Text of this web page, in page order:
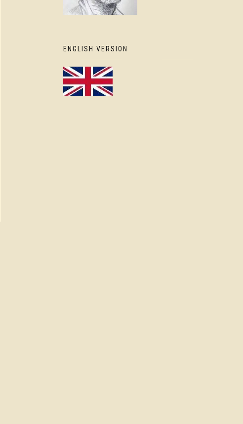
ENGLISH VERSION